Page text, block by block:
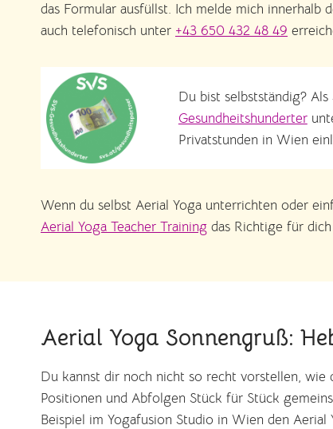
das Formular ausfüllst. Ich melde mich innerhalb
auch telefonisch unter +43 650 432 48 49
Du bist selbstständig?
Gesundheitshunderter
Privatstunden in Wien
Wenn du selbst Aerial Yoga unterrichten oder
Aerial Yoga Teacher Training das Richtige für dich
Aerial Yoga Sonnengruß:
Du kannst dir noch nicht so recht vorstellen, wie
Positionen und Abfolgen Stück für Stück
Beispiel im Yogafusion Studio in Wien den Aerial